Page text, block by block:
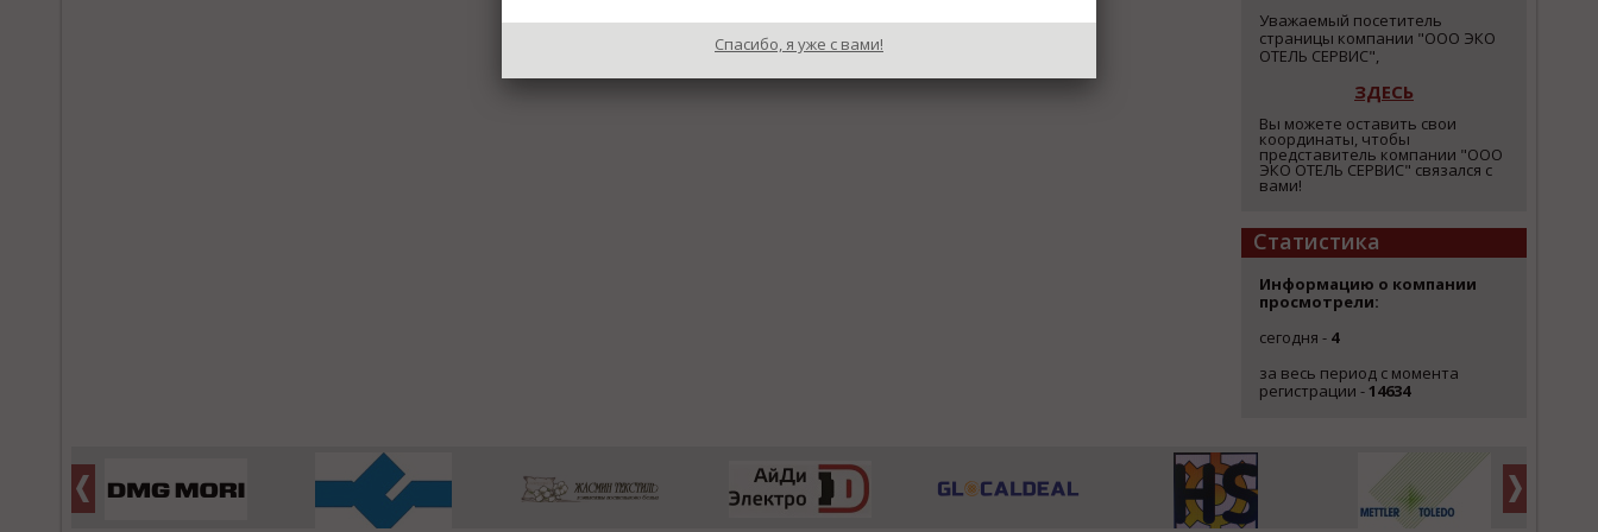
Уважаемый посетитель
страницы компании "ООО ЭКО
ОТЕЛЬ СЕРВИС",
ЗДЕСЬ
Вы можете оставить свои
координаты, чтобы
представитель компании "ООО
ЭКО ОТЕЛЬ СЕРВИС" связался с
вами!
Статистика
Информацию о компании
просмотрели:
сегодня - 4
за весь период с момента
регистрации -14634
Спасибо, я уже с вами!